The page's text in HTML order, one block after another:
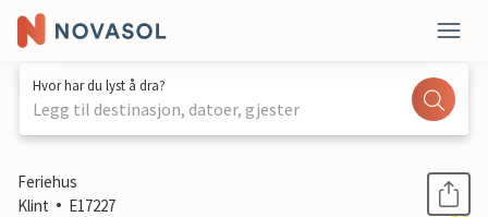
Hvor har du lyst å dra?
Legg til destinasjon, datoer, gjester
1 / 26
Feriehus
Klint
E17227